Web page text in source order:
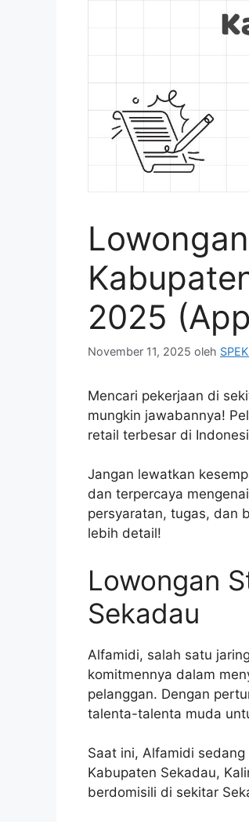
2025
November 11, 2025 oleh
Mencari pekerjaan di
mungkin jawabannya!
retail terbesar di
Jangan lewatkan
dan terpercaya
persyaratan, tugas, dan
lebih detail!
Lowongan
Sekadau
Alfamidi, salah satu
komitmennya dalam
pelanggan. Dengan
talenta-talenta muda
Saat ini, Alfamidi
Kabupaten Sekadau,
berdomisili di sekitar